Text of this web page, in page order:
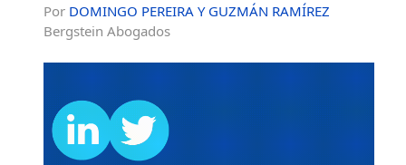
Por DOMINGO PEREIRA Y GUZMÁN RAMÍREZ
Bergstein Abogados